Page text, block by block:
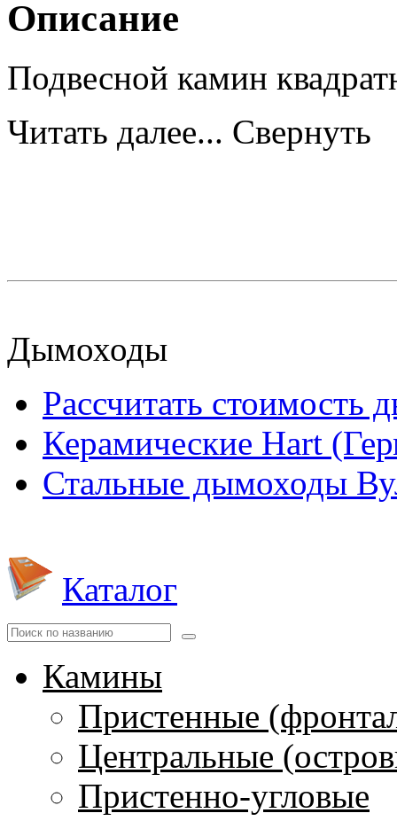
Описание
Подвесной камин
Читать далее... Свернуть
Дымоходы
Рассчитать стоимость
Керамические Hart
Стальные дымоходы
Каталог
Камины
Пристенные
Центральные
Пристенно-угловые